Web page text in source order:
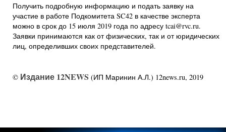
Получить подробную информацию и подать заявку на
участие в работе Подкомитета SC42 в качестве эксперта
можно в срок до 15 июля 2019 года по адресу tcai@rvc.ru.
Заявки принимаются как от физических, так и от юридических
лиц, определивших своих представителей.
© Издание 12NEWS (ИП Маринин А.Л.) 12news.ru, 2019